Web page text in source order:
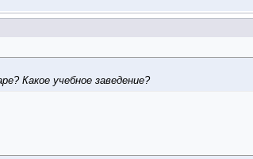
Какое учебное заведение?